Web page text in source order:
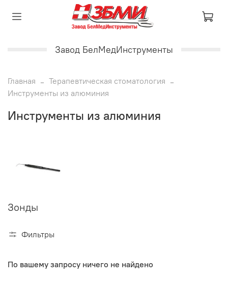
Завод БелМедИнструменты
Главная
Терапевтическая стоматология
Инструменты из алюминия
Инструменты из алюминия
Зонды
Фильтры
По вашему запросу ничего не найдено